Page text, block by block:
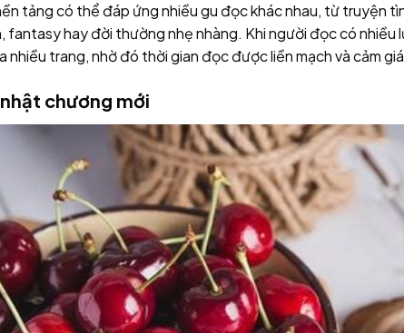
tảng có thể đáp ứng nhiều gu đọc khác nhau, từ truyện
fantasy hay đời thường nhẹ nhàng. Khi người đọc có nhiều
nhiều trang, nhờ đó thời gian đọc được liền mạch và cảm
chương mới